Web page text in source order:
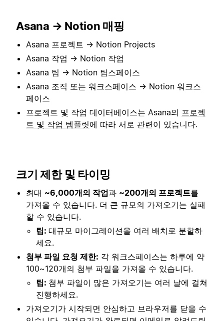
Asana → Notion 매핑
Asana 프로젝트 → Notion Projects
Asana 작업 → Notion 작업
Asana 팀 → Notion 팀스페이스
Asana 조직 또는 워크스페이스 → Notion 워크스
페이스
프로젝트 및 작업 데이터베이스는 Asana의 프로젝
트 및 작업 템플릿에 따라 서로 관련이 있습니다.
크기 제한 및 타이밍
최대 ~6,000개의 작업과 ~200개의 프로젝트를
가져올 수 있습니다. 더 큰 규모의 가져오기는 실패
할 수 있습니다.
팁: 대규모 마이그레이션을 여러 배치로 분할하
세요.
첨부 파일 요청 제한: 각 워크스페이스는 하루에 약
100~120개의 첨부 파일을 가져올 수 있습니다.
팁: 첨부 파일이 많은 가져오기는 여러 날에 걸쳐
진행하세요.
가져오기가 시작되면 안심하고 브라우저를 닫을 수